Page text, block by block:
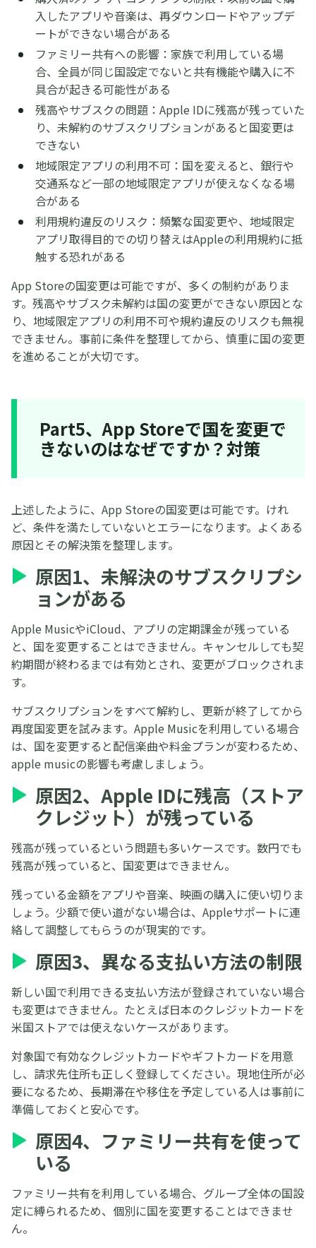
入したアプリや音楽は、再ダウンロードやアップデ
ートができない場合がある
ファミリー共有への影響：家族で利用している場
合、全員が同じ国設定でないと共有機能や購入に不
具合が起きる可能性がある
残高やサブスクの問題：Apple IDに残高が残っていた
り、未解約のサブスクリプションがあると国変更は
できない
地域限定アプリの利用不可：国を変えると、銀行や
交通系など一部の地域限定アプリが使えなくなる場
合がある
利用規約違反のリスク：頻繁な国変更や、地域限定
アプリ取得目的での切り替えはAppleの利用規約に抵
触する恐れがある
App Storeの国変更は可能ですが、多くの制約がありま
す。残高やサブスク未解約は国の変更ができない原因とな
り、地域限定アプリの利用不可や規約違反のリスクも無視
できません。事前に条件を整理してから、慎重に国の変更
を進めることが大切です。
Part5、App Storeで国を変更で
きないのはなぜですか？対策
上述したように、App Storeの国変更は可能です。けれ
ど、条件を満たしていないとエラーになります。よくある
原因とその解決策を整理します。
原因1、未解決のサブスクリプシ
ョンがある
Apple MusicやiCloud、アプリの定期課金が残っている
と、国を変更することはできません。キャンセルしても契
約期間が終わるまでは有効とされ、変更がブロックされま
す。
サブスクリプションをすべて解約し、更新が終了してから
再度国変更を試みます。Apple Musicを利用している場合
は、国を変更すると配信楽曲や料金プランが変わるため、
apple musicの影響も考慮しましょう。
原因2、Apple IDに残高（ストア
クレジット）が残っている
残高が残っているという問題も多いケースです。数円でも
残高が残っていると、国変更はできません。
残っている金額をアプリや音楽、映画の購入に使い切りま
しょう。少額で使い道がない場合は、Appleサポートに連
絡して調整してもらうのが現実的です。
原因3、異なる支払い方法の制限
新しい国で利用できる支払い方法が登録されていない場合
も変更はできません。たとえば日本のクレジットカードを
米国ストアでは使えないケースがあります。
対象国で有効なクレジットカードやギフトカードを用意
し、請求先住所も正しく登録してください。現地住所が必
要になるため、長期滞在や移住を予定している人は事前に
準備しておくと安心です。
原因4、ファミリー共有を使って
いる
ファミリー共有を利用している場合、グループ全体の国設
定に縛られるため、個別に国を変更することはできませ
ん。